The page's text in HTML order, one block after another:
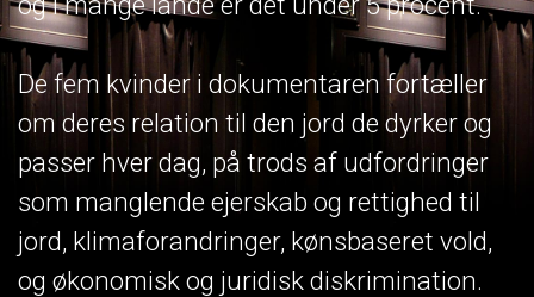
De fem kvinder i dokumentaren fortæller
om deres relation til den jord de dyrker og
passer hver dag, på trods af udfordringer
som manglende ejerskab og rettighed til
jord, klimaforandringer, kønsbaseret vold,
og økonomisk og juridisk diskrimination.